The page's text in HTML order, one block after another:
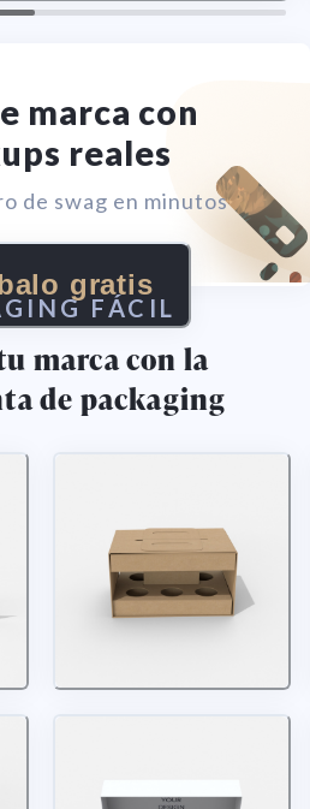
marca con
reales
de swag en minutos
gratis
FÁCIL
marca con la
de packaging